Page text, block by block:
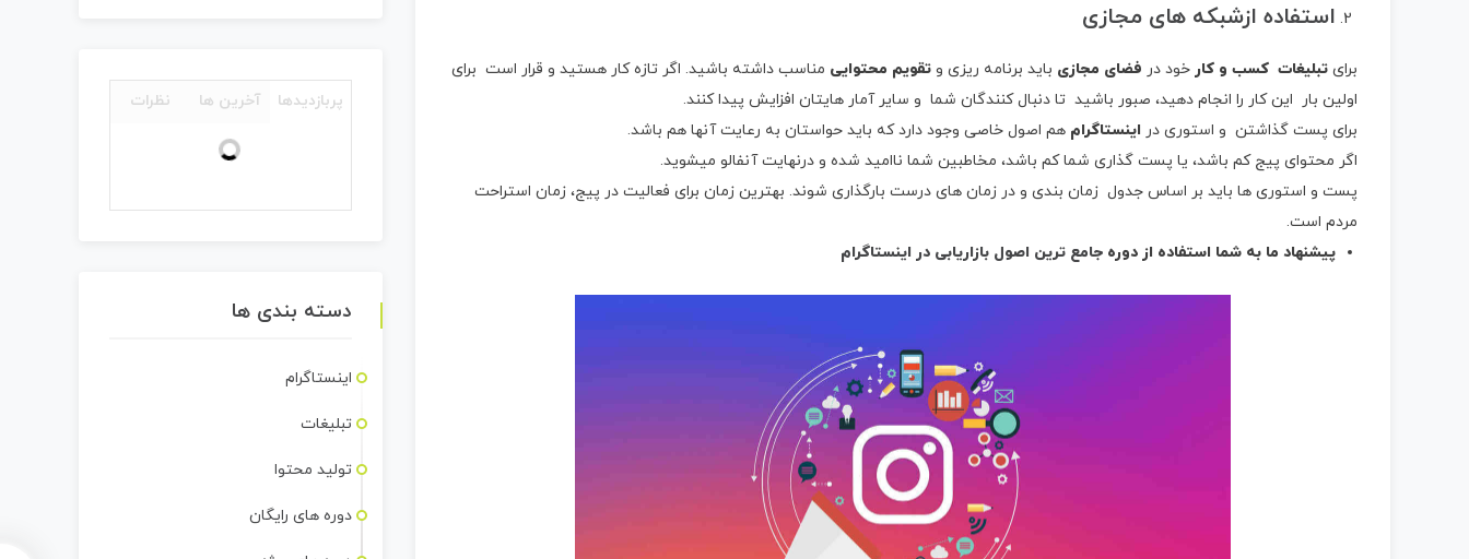
استفاده ازشبکه های مجازی
برای تبلیغات کسب و کار خود در فضای مجازی باید برنامه ریزی و تقویم محتوایی مناسب داشته باشید. اگر تازه کار هستید و قرار است برای
اولین بار این کار را انجام دهید، صبور باشید تا دنبال کنندگان شما و سایر آمار هایتان افزایش پیدا کنند.
برای پست گذاشتن و استوری در اینستاگرام هم اصول خاصی وجود دارد که باید حواستان به رعایت آنها هم باشد.
اگر محتوای پیج کم باشد، یا پست گذاری شما کم باشد، مخاطبین شما ناامید شده و درنهایت آنفالو میشوید.
پست و استوری ها باید بر اساس جدول زمان بندی و در زمان های درست بارگذاری شوند. بهترین زمان برای فعالیت در پیج، زمان استراحت
مردم است.
پیشنهاد ما به شما استفاده از دوره جامع ترین اصول بازاریابی در اینستاگرام
پربازدیدها آخرین ها نظرات
دسته بندی ها
اینستاگرام
تبلیغات
تولید محتوا
دوره های رایگان